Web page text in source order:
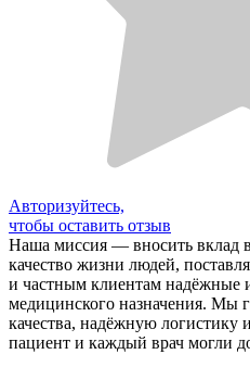
Авторизуйтесь,
чтобы оставить отзыв
Наша миссия — вносить вклад в
качество жизни людей,
и частным клиентам надёжные
медицинского назначения. Мы
качества, надёжную логистику
пациент и каждый врач могли